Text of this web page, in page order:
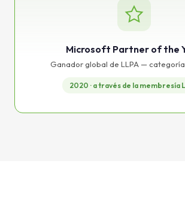
Microsoft Partner of the
Ganador global de LLPA —
2020 · a través de la membresía